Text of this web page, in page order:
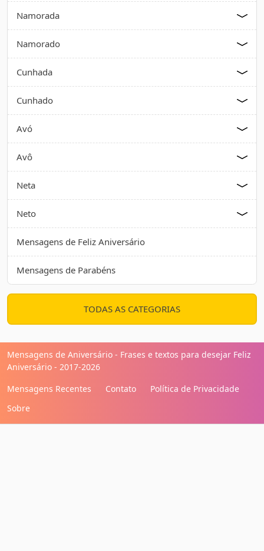
Namorada
Namorado
Cunhada
Cunhado
Avó
Avô
Neta
Neto
Mensagens de Feliz Aniversário
Mensagens de Parabéns
TODAS AS CATEGORIAS
Mensagens de Aniversário - Frases e textos para desejar Feliz
Aniversário - 2017-2026
Mensagens Recentes
Contato
Política de Privacidade
Sobre